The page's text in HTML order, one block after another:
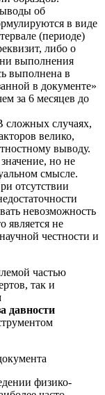
об
в виде
(периоде)
либо о
выполнения
выполнена в
в документе»
за 6 месяцев до
сложных случаях,
велико,
выводу.
но не
смысле.
отсутствии
невозможность
является не
честности и
частью
так и
давности
физико-